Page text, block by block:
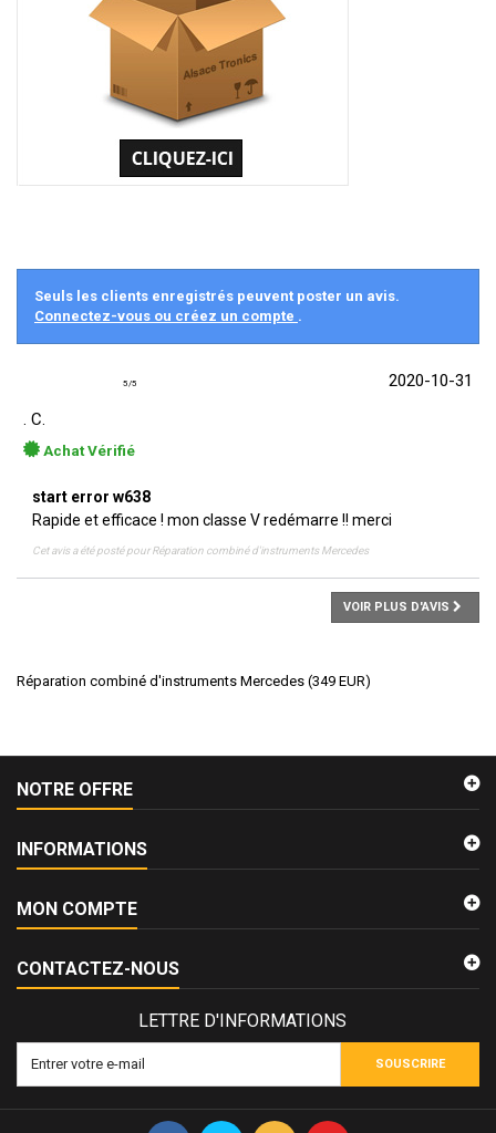
Seuls les clients enregistrés peuvent poster un avis.
Connectez-vous ou créez un compte .
5/5
2020-10-31
. C.
Achat Vérifié
start error w638
Rapide et efficace ! mon classe V redémarre !! merci
Cet avis a été posté pourRéparation combiné d'instruments Mercedes
VOIR PLUS D'AVIS
Réparation combiné d'instruments Mercedes (349 EUR)
NOTRE OFFRE
INFORMATIONS
MON COMPTE
CONTACTEZ-NOUS
LETTRE D'INFORMATIONS
SOUSCRIRE